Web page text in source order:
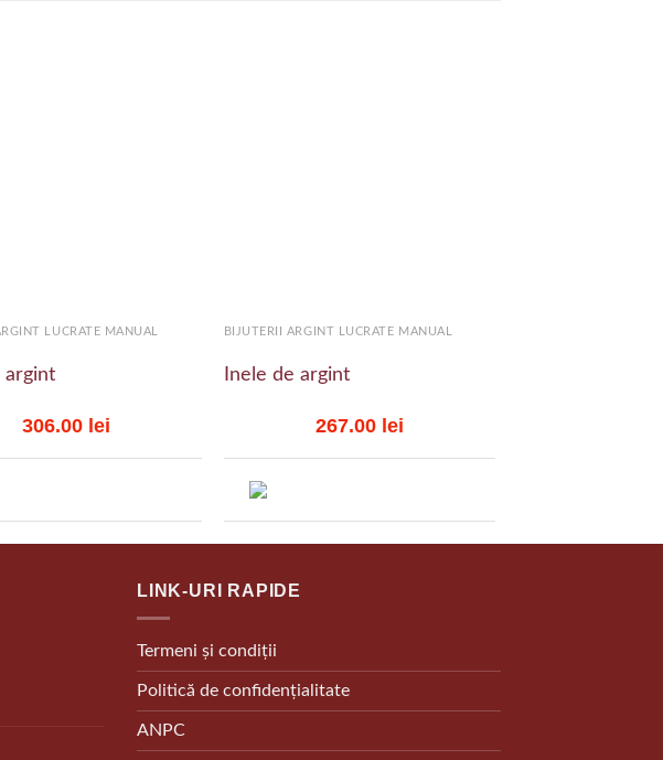
LUCRATE MANUAL
argint
306.00 lei
BIJUTERII ARGINT LUCRATE MANUAL
Inele de argint
267.00 lei
LINK-URI RAPIDE
Termeni și condiții
Politică de confidențialitate
ANPC